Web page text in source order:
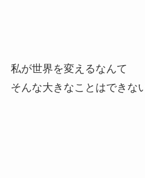
私が世界を変えるなんて
そんな大きなことはできな